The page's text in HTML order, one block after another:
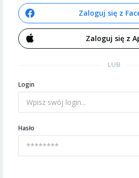
Zaloguj się z
Zaloguj się z
LUB
Login
Hasło